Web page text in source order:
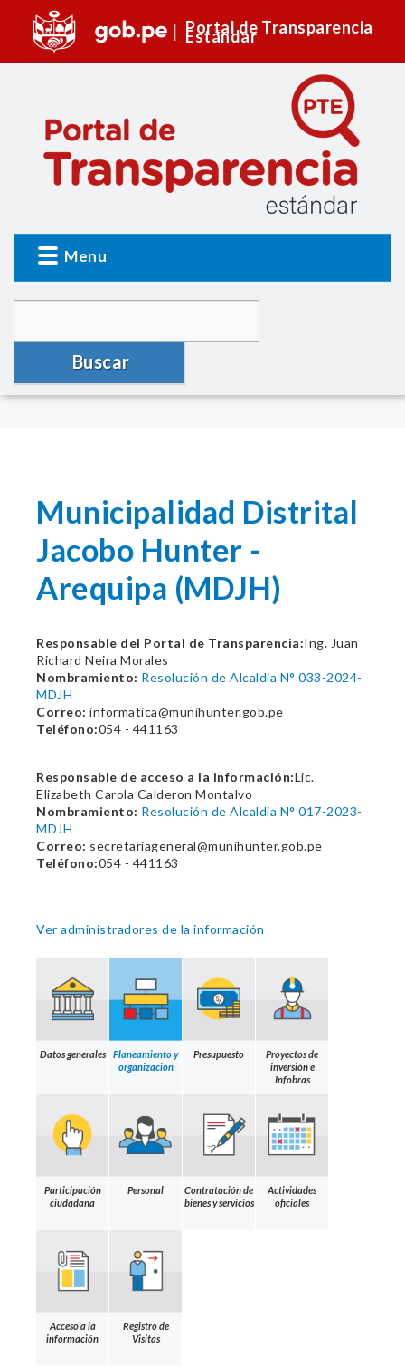
Portal de Transparencia
Estándar
Menu
Buscar
Municipalidad Distrital
Jacobo Hunter -
Arequipa (MDJH)
Responsable del Portal de Transparencia:Ing. Juan
Richard Neira Morales
Nombramiento: Resolución de Alcaldia N° 033-2024-
MDJH
Correo: informatica@munihunter.gob.pe
Teléfono:054 - 441163
Responsable de acceso a la información:Lic.
Elizabeth Carola Calderon Montalvo
Nombramiento: Resolución de Alcaldia N° 017-2023-
MDJH
Correo: secretariageneral@munihunter.gob.pe
Teléfono:054 - 441163
Ver administradores de la información
Datos generales
Planeamiento y
organización
Presupuesto
Proyectos de
inversión e
Infobras
Participación
ciudadana
Personal
Contratación de
bienes y servicios
Actividades
oficiales
Acceso a la
información
Registro de
Visitas